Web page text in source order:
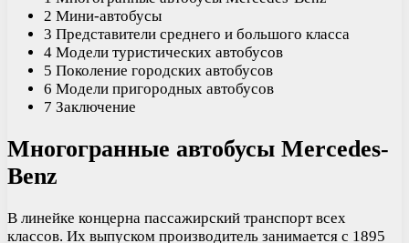
2 Мини-автобусы
3 Представители среднего и большого класса
4 Модели туристических автобусов
5 Поколение городских автобусов
6 Модели пригородных автобусов
7 Заключение
Многогранные автобусы Mercedes-
Benz
В линейке концерна пассажирский транспорт всех
классов. Их выпуском производитель занимается с 1895